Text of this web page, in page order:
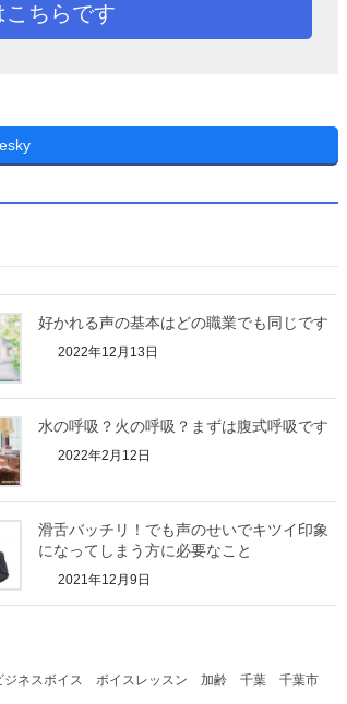
ちらです
好かれる声の基本はどの職業でも同じです
2022年12月13日
水の呼吸？火の呼吸？まずは腹式呼吸です
2022年2月12日
滑舌バッチリ！でも声のせいでキツイ印象
になってしまう方に必要なこと
2021年12月9日
ジネスボイス ボイスレッスン 加齢 千葉
千葉市